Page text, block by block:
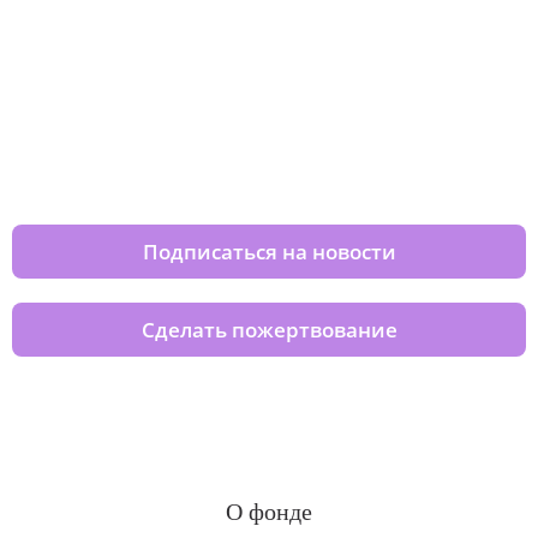
Подписаться на новости
Сделать пожертвование
О фонде